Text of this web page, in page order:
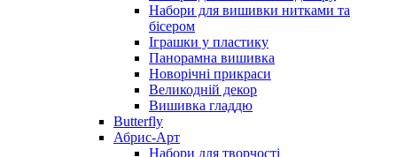
Набори для вишивки нитками та
бісером
Іграшки у пластику
Панорамна вишивка
Новорічні прикраси
Великодній декор
Вишивка гладдю
Butterfly
Абрис-Арт
Набори для творчості